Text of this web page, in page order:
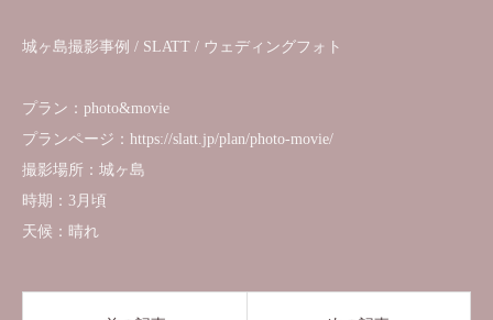
城ヶ島撮影事例 / SLATT / ウェディングフォト
プラン：photo&movie
プランページ：https://slatt.jp/plan/photo-movie/
撮影場所：城ヶ島
時期：3月頃
天候：晴れ